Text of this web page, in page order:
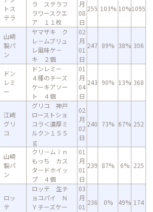
トス
テラ
ラ ステラフ
ラワースクエ
ア １１枚
月
08
日
255 103% 10%1095
山崎
製パ
ン
ヤマザキ ク
レ－ムブリュ
レ風味ケ－
キ ２個
02
月
01
日
247 89% 38% 306
ドン
レミ
ー
ドンレミー
４種のチーズ
ケーキアソー
ト ４個
01
月
04
日
243 90% 13% 368
江崎
グリ
コ
グリコ 神戸
ローストショ
コラ＜濃厚ミ
ルク＞１５５
ｇ
02
月
02
日
240 73% 67% 252
山崎
製パ
ン
クリ－ムｉｎ
もっち カス
タ－ドホイッ
プ ４個
01
月
01
日
239 87% 6% 225
ロッ
テ
ロッテ 生チ
ョコパイ Ｎ
Ｙチーズケー
03
月
01
236 0% 49% 174